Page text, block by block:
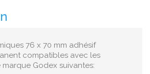
76 x 70 mm adhésif
compatibles avec les
Godex suivantes: